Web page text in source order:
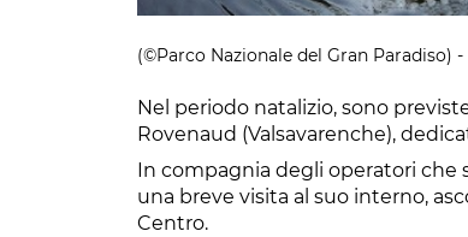
(©Parco Nazionale del Gran Paradiso)
Nel periodo natalizio, sono
Rovenaud (Valsavarenche),
In compagnia degli operatori che
una breve visita al suo interno,
Centro.